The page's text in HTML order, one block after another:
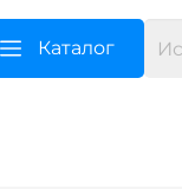
Каталог